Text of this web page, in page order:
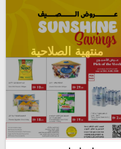
منتهية الصلاحية